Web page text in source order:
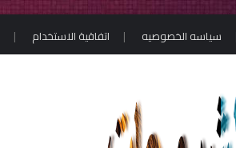
سياسه الخصوصيه اتفاقية الاستخدام